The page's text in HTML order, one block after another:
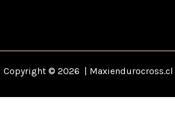
Copyright © 2026 | Maxiendurocross.cl